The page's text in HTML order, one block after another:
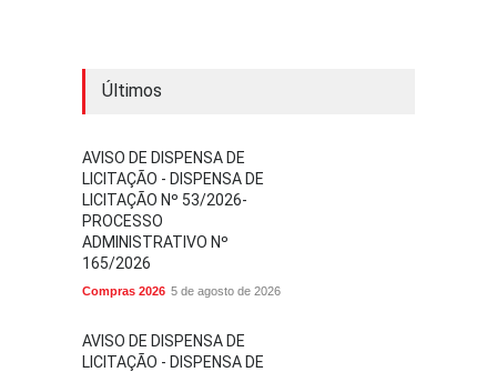
Últimos
AVISO DE DISPENSA DE
LICITAÇÃO - DISPENSA DE
LICITAÇÃO Nº 53/2026-
PROCESSO
ADMINISTRATIVO Nº
165/2026
Compras 2026 5 de agosto de 2026
AVISO DE DISPENSA DE
LICITAÇÃO - DISPENSA DE